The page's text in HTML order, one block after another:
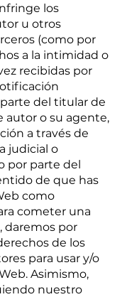
los
u otros
(como por
a la intimidad o
recibidas por
del titular de
autor o su agente,
a través de
judicial o
por parte del
de que has
como
cometer una
daremos por
de los
para usar y/o
Asimismo,
nuestro